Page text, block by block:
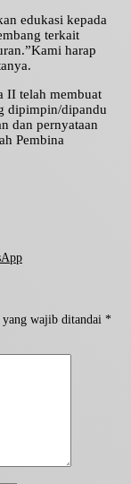
edukasi kepada
terkait
harap
II telah membuat
dipimpin/dipandu
dan pernyataan
Pembina
yang wajib ditandai *